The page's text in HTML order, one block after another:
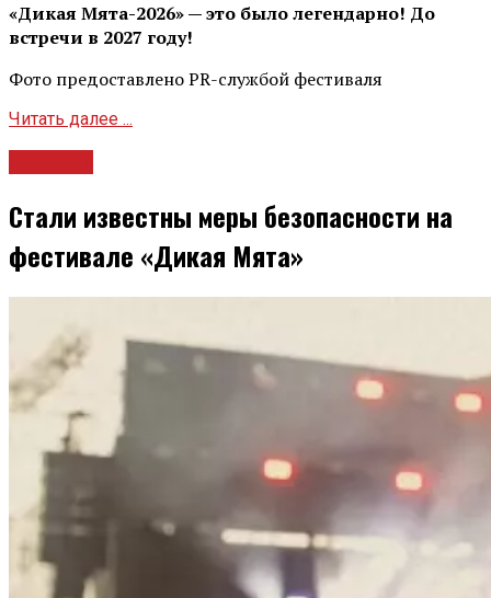
«Дикая Мята-2026» — это было легендарно! До
встречи в 2027 году!
Фото предоставлено PR-службой фестиваля
Читать далее ...
Стали известны меры безопасности на
фестивале «Дикая Мята»